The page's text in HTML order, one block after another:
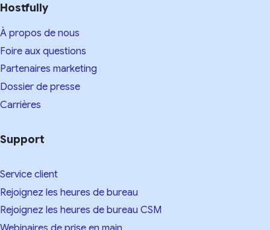
Hostfully
À propos de nous
Foire aux questions
Partenaires marketing
Dossier de presse
Carrières
Support
Service client
Rejoignez les heures de bureau
Rejoignez les heures de bureau CSM